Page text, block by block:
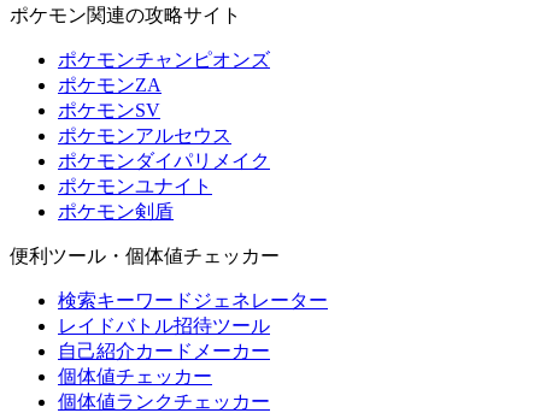
ポケモン関連の攻略サイト
ポケモンチャンピオンズ
ポケモンZA
ポケモンSV
ポケモンアルセウス
ポケモンダイパリメイク
ポケモンユナイト
ポケモン剣盾
便利ツール・個体値チェッカー
検索キーワードジェネレーター
レイドバトル招待ツール
自己紹介カードメーカー
個体値チェッカー
個体値ランクチェッカー